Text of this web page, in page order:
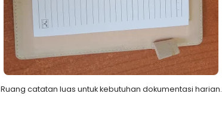
Ruang catatan luas untuk kebutuhan dokumentasi harian.